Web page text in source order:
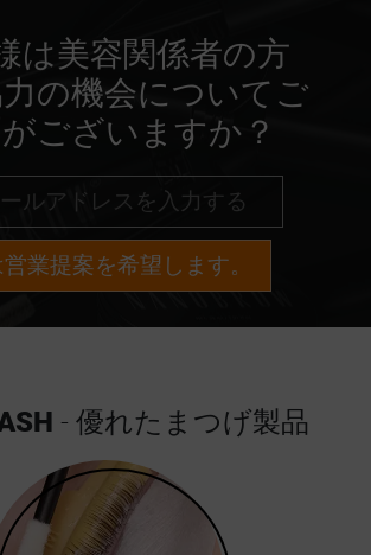
は美容関係者の方
の機会についてご
ございますか？
業提案を希望します。
- 優れたまつげ製品